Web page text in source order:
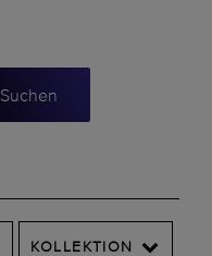
Suchen
KOLLEKTION